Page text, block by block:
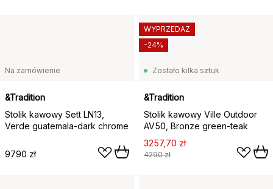
Na zamówienie
&Tradition
Stolik kawowy Sett LN13,
Verde guatemala-dark chrome
9790 zł
Zostało kilka sztuk
&Tradition
Stolik kawowy Ville Outdoor
AV50, Bronze green-teak
3257,70 zł
4290 zł
WYPRZEDAŻ
-24%